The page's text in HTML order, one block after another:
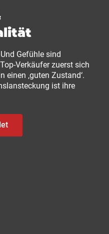
Gefühle sind
Verkäufer zuerst sich
einen ‚guten Zustand‘.
ist ihre